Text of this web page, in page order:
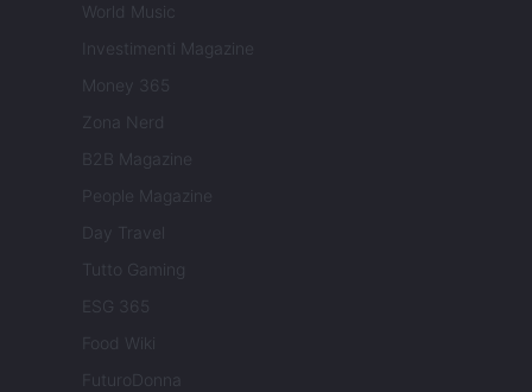
World Music
Investimenti Magazine
Money 365
Zona Nerd
B2B Magazine
People Magazine
Day Travel
Tutto Gaming
ESG 365
Food Wiki
FuturoDonna